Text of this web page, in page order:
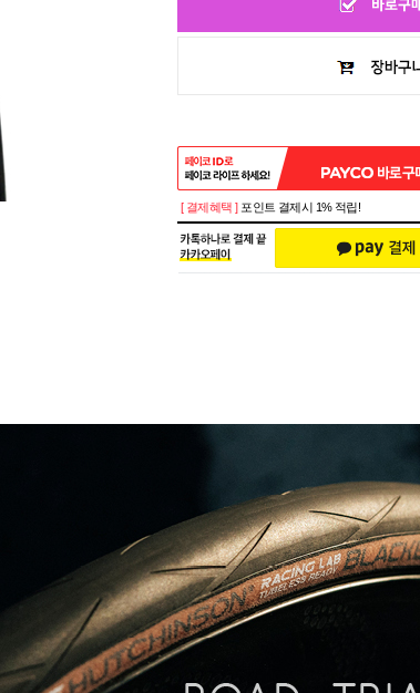
[ 결제혜택 ] 포인트 결제시 1% 적립!